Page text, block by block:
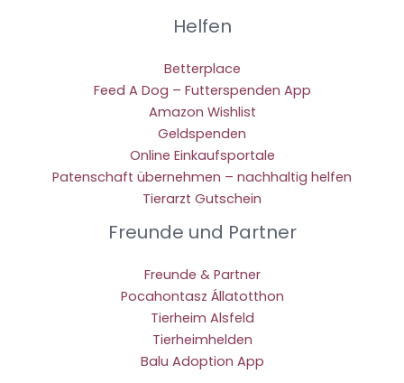
Helfen
Betterplace
Feed A Dog – Futterspenden App
Amazon Wishlist
Geldspenden
Online Einkaufsportale
Patenschaft übernehmen – nachhaltig helfen
Tierarzt Gutschein
Freunde und Partner
Freunde & Partner
Pocahontasz Állatotthon
Tierheim Alsfeld
Tierheimhelden
Balu Adoption App